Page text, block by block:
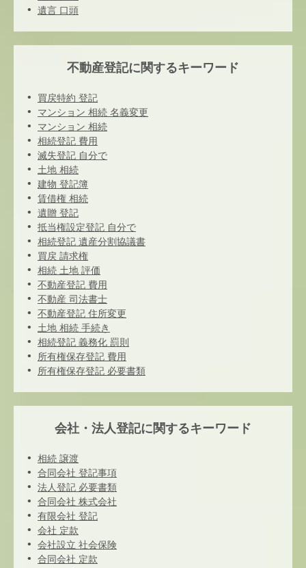
遺言 口頭
不動産登記に関するキーワード
買戻特約 登記
マンション 相続 名義変更
マンション 相続
相続登記 費用
滅失登記 自分で
土地 相続
建物 登記簿
賃借権 相続
遺贈 登記
抵当権設定登記 自分で
相続登記 遺産分割協議書
買戻 請求権
相続 土地 評価
不動産登記 費用
不動産 司法書士
不動産登記 住所変更
土地 相続 手続き
相続登記 義務化 罰則
所有権保存登記 費用
所有権保存登記 必要書類
会社・法人登記に関するキーワード
相続 譲渡
合同会社 登記事項
法人登記 必要書類
合同会社 株式会社
有限会社 登記
会社 定款
会社設立 社会保険
合同会社 定款